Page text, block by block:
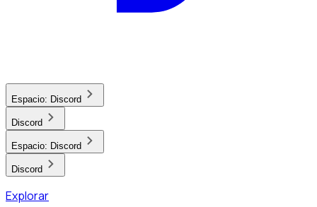
Espacio: Discord
Discord
Espacio: Discord
Discord
Explorar